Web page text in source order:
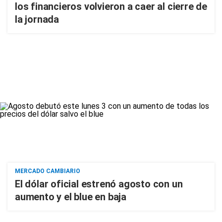
los financieros volvieron a caer al cierre de
la jornada
MERCADO CAMBIARIO
El dólar oficial estrenó agosto con un
aumento y el blue en baja